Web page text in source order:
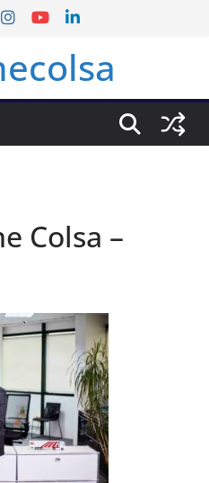
Colsa –